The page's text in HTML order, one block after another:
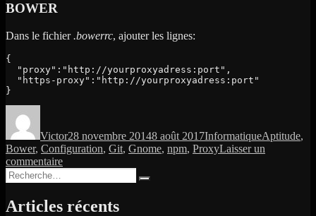
BOWER
Dans le fichier.bowerrc, ajouter les lignes:
{
  "proxy":"http://yourproxyadress:port",
  "https-proxy":"http://yourproxyadress:port"
}
Victor28 novembre 20148 août 2017InformatiqueAptitude,
Bower, Configuration, Git, Gnome, npm, ProxyLaisser un
commentairesur
Recherche
pour :
Articles récents